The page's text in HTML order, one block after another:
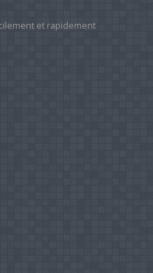
et rapidement